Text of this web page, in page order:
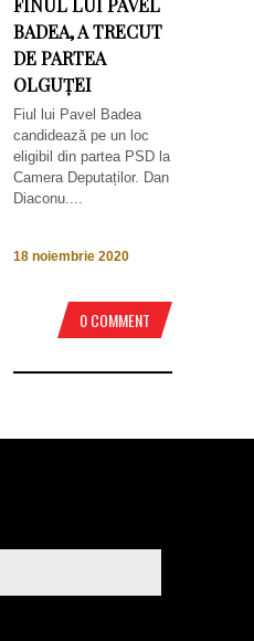
FINUL LUI PAVEL
BADEA, A TRECUT
DE PARTEA
OLGUȚEI
Fiul lui Pavel Badea
candidează pe un loc
eligibil din partea PSD la
Camera Deputaților. Dan
Diaconu....
18 noiembrie 2020
0 COMMENT